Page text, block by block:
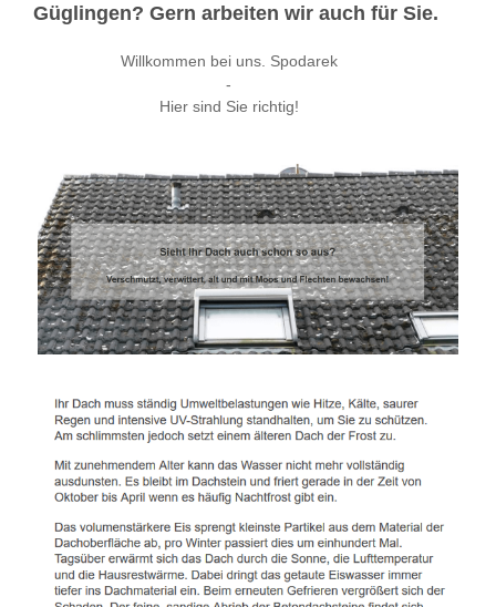
Güglingen? Gern arbeiten wir auch für Sie.
Willkommen bei uns. Spodarek
-
Hier sind Sie richtig!